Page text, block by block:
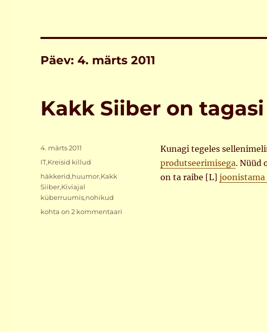
Päev:4. märts 2011
Kakk Siiber on tagasi
Kunagi tegeles
produtseerimisega. Nüüd
on ta raibe [L] joonistama
Postitatud
4. märts 2011
Rubriigid
IT,Kreisid killud
Sildid
häkkerid,huumor,Kakk
Siiber,Kiviajal
küberruumis,nohikud
Kakk
kohta on 2 kommentaari